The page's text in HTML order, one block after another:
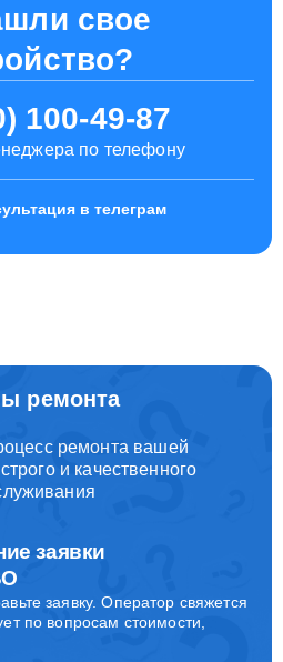
свое
100-49-87
по телефону
в телеграм
ремонта
ремонта вашей
и качественного
заявки
заявку. Оператор свяжется
по вопросам стоимости,